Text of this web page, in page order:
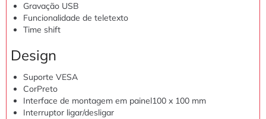
Gravação USB
Funcionalidade de teletexto
Time shift
Design
Suporte VESA
CorPreto
Interface de montagem em painel100 x 100 mm
Interruptor ligar/desligar